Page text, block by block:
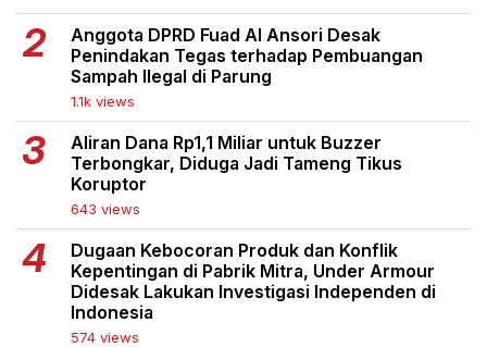
Anggota DPRD Fuad Al Ansori Desak
Penindakan Tegas terhadap Pembuangan
Sampah Ilegal di Parung
1.1k views
Aliran Dana Rp1,1 Miliar untuk Buzzer
Terbongkar, Diduga Jadi Tameng Tikus
Koruptor
643 views
Dugaan Kebocoran Produk dan Konflik
Kepentingan di Pabrik Mitra, Under Armour
Didesak Lakukan Investigasi Independen di
Indonesia
574 views